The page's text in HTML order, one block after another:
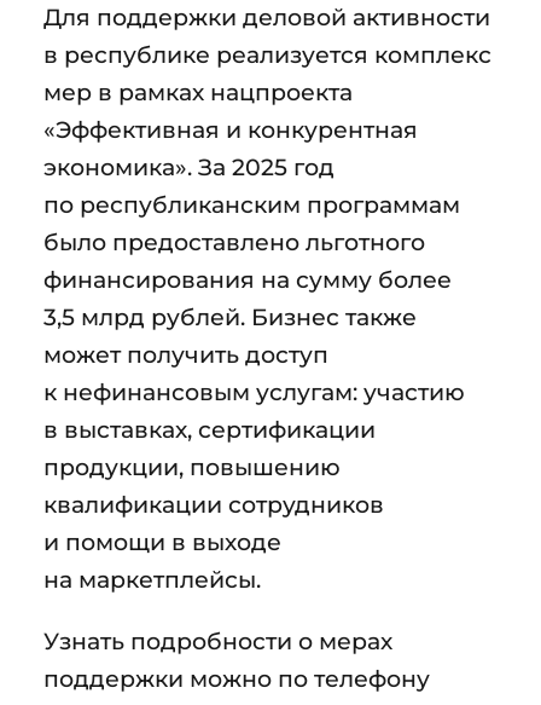
Для поддержки деловой активности
в республике реализуется комплекс
мер в рамках нацпроекта
«Эффективная и конкурентная
экономика». За 2025 год
по республиканским программам
было предоставлено льготного
финансирования на сумму более
3,5 млрд рублей. Бизнес также
может получить доступ
к нефинансовым услугам: участию
в выставках, сертификации
продукции, повышению
квалификации сотрудников
и помощи в выходе
на маркетплейсы.
Узнать подробности о мерах
поддержки можно по телефону